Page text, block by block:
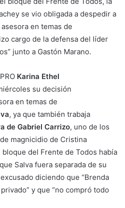
se vio obligada a despedir a
en temas de
cargo de la defensa del líder
junto a Gastón Marano.
Karina Ethel
su decisión
en temas de
, ya que también trabaja
de Gabriel Carrizo, uno de los
magnicidio de Cristina
del Frente de Todos había
Salva fuera separada de su
diciendo que “Brenda
y que “no compró todo